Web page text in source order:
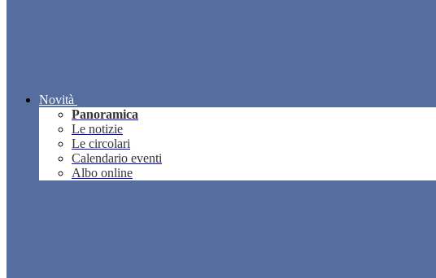
Novità
Panoramica
Le notizie
Le circolari
Calendario eventi
Albo online